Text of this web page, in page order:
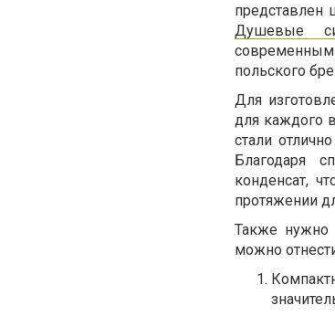
представлен
Душевые
польского
Для
для каждого
стали
Благодаря
конденсат,
протяжении
Также нужно
можно